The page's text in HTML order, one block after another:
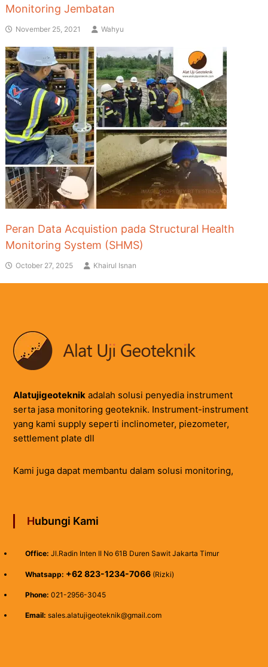
Monitoring Jembatan
November 25, 2021 Wahyu
Peran Data Acquistion pada Structural Health
Monitoring System (SHMS)
October 27, 2025 Khairul Isnan
Alatujigeoteknik adalah solusi penyedia instrument
serta jasa monitoring geoteknik. Instrument-instrument
yang kami supply seperti inclinometer, piezometer,
settlement plate dll
Kami juga dapat membantu dalam solusi monitoring,
Hubungi Kami
Office: Jl.Radin Inten II No 61B Duren Sawit Jakarta Timur
Whatsapp: +62 823-1234-7066(Rizki)
Phone: 021-2956-3045
Email: sales.alatujigeoteknik@gmail.com